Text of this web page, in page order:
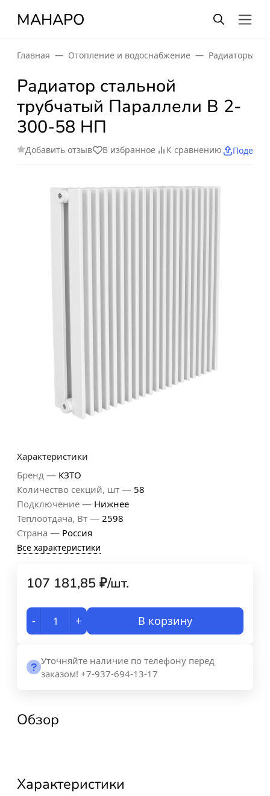
МАНАРО
Главная Отопление и водоснабжение Радиаторы
Радиатор стальной
трубчатый Параллели В 2-
300-58 НП
Добавить отзыв В избранное К сравнению
Характеристики
Бренд — КЗТО
Количество секций, шт — 58
Подключение — Нижнее
Теплоотдача, Вт — 2598
Страна — Россия
Все характеристики
107 181,85 ₽/шт.
- + В корзину
Уточняйте наличие по телефону перед
заказом! +7-937-694-13-17
Обзор
Характеристики